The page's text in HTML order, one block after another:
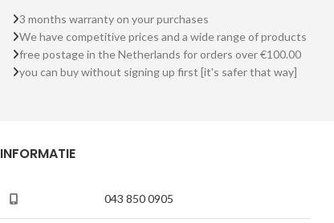
3 months warranty on your purchases
We have competitive prices and a wide range of products
free postage in the Netherlands for orders over €100.00
you can buy without signing up first [it's safer that way]
INFORMATIE
043 850 0905